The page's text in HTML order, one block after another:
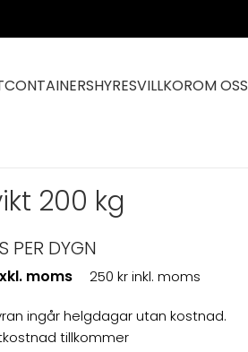
CONTAINERSHYRESVILLKOROM OSS
200 kg
PER DYGN
moms 250 kr inkl. moms
ingår helgdagar utan kostnad.
tillkommer